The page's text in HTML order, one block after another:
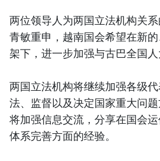
两位领导人为两国立法机构关
青敏重申，越南国会希望在新
架下，进一步加强与古巴全国人
两国立法机构将继续加强各级
法、监督以及决定国家重大问
将加强信息交流，分享在国会
体系完善方面的经验。